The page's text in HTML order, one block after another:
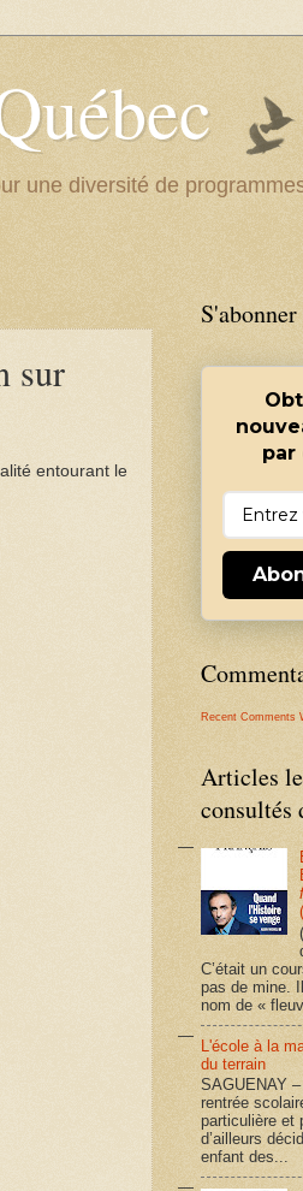
une diversité de
sur
entourant le
par
Recent Comments
Articles
consultés
C’était un
pas de mine.
nom de «
L'école à la
du terrain
SAGUENAY
rentrée
particulière et
d’ailleurs
enfant des...